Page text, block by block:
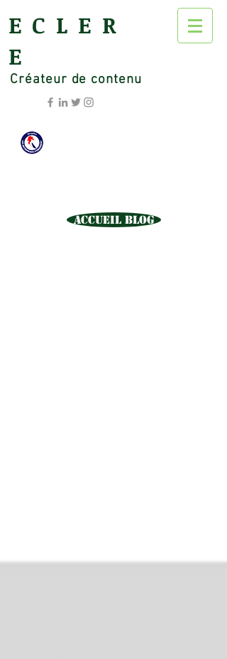
ECLER
E
Créateur de contenu
Accueil Blog